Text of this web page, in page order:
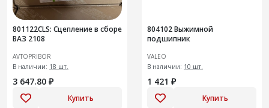
801122CLS: Сцепление в сборе
ВАЗ 2108
AVTOPRIBOR
В наличии: 18 шт.
3 647.80 ₽
Купить
804102 Выжимной
подшипник
VALEO
В наличии: 10 шт.
1 421 ₽
Купить